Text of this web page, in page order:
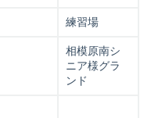
練習場
相模原南シ
ニア様グラ
ンド